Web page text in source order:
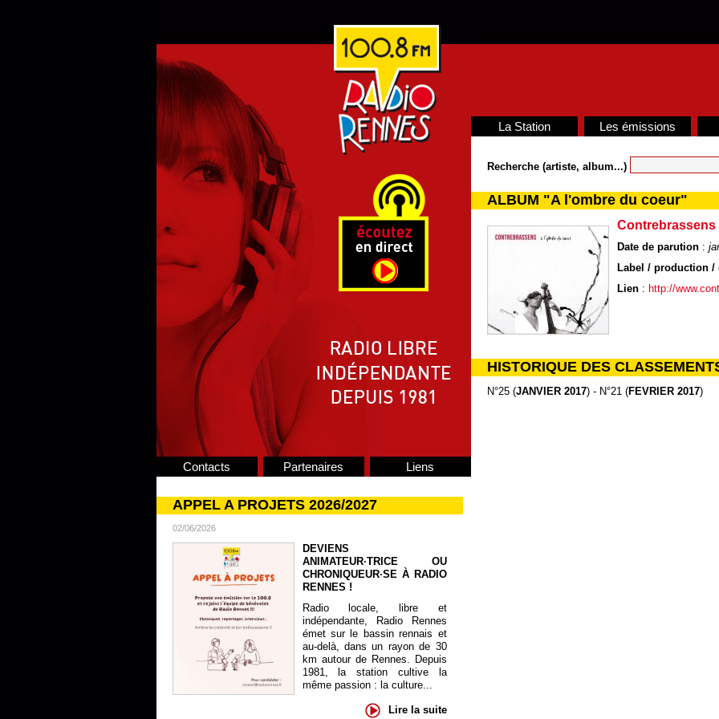
Contacts Partenaires Liens
APPEL A PROJETS 2026/2027
02/06/2026
DEVIENS
ANIMATEUR·TRICE OU
CHRONIQUEUR·SE À RADIO
RENNES !
Radio locale, libre et
indépendante, Radio Rennes
émet sur le bassin rennais et
au-delà, dans un rayon de 30
km autour de Rennes. Depuis
1981, la station cultive la
même passion : la culture...
Lire la suite
La Station Les émissions
Recherche (artiste, album...)
ALBUM "A l'ombre du coeur"
Contrebrassens
Date de parution:
Label / production
Lien: http://
HISTORIQUE DES
N°25 (JANVIER 2017) - N°21 (FEVRIER 2017)